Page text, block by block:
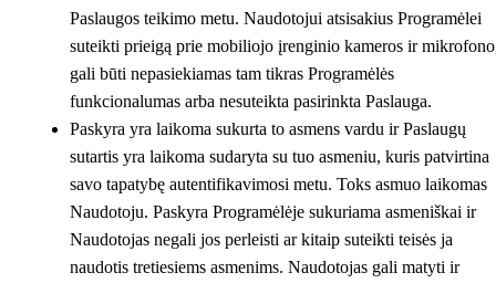
Paslaugos teikimo metu. Naudotojui atsisakius Programėlei
suteikti prieigą prie mobiliojo įrenginio kameros ir
gali būti nepasiekiamas tam tikras Programėlės
funkcionalumas arba nesuteikta pasirinkta Paslauga.
Paskyra yra laikoma sukurta to asmens vardu ir Paslaugų
sutartis yra laikoma sudaryta su tuo asmeniu, kuris patvirtina
savo tapatybę autentifikavimosi metu. Toks asmuo laikomas
Naudotoju. Paskyra Programėlėje sukuriama asmeniškai ir
Naudotojas negali jos perleisti ar kitaip suteikti teisės ja
naudotis tretiesiems asmenims. Naudotojas gali matyti ir